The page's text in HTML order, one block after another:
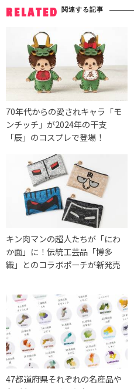
RELATED 関連する記事
70年代からの愛されキャラ「モ
ンチッチ」が2024年の干支
「辰」のコスプレで登場！
キン肉マンの超人たちが「にわ
か面」に！伝統工芸品「博多
織」とのコラボポーチが新発売
47都道府県それぞれの名産品や